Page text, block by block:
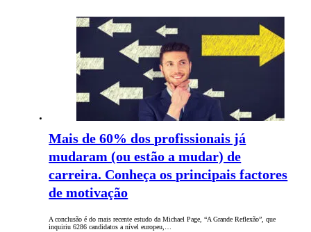
Mais de 60% dos profissionais já
mudaram (ou estão a mudar) de
carreira. Conheça os principais factores
de motivação
A conclusão é do mais recente estudo da Michael Page, “A Grande Reflexão”, que
inquiriu 6286 candidatos a nível europeu,…